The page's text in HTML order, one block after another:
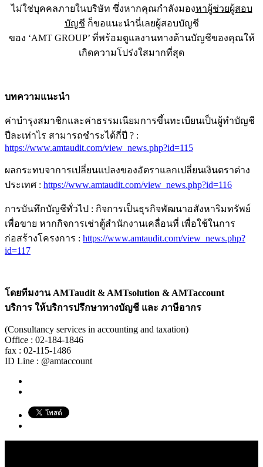
ไม่ใช่บุคคลภายในบริษัท ซึ่งหากคุณกำลังมองหาผู้ช่วยผู้สอบ
บัญชี ก็ขอแนะนำนี่เลยผู้สอบบัญชี
ของ ‘AMT GROUP’ ที่พร้อมดูแลงานทางด้านบัญชีของคุณให้
เกิดความโปร่งใสมากที่สุด
บทความแนะนำ
ค่าบำรุงสมาชิกและค่าธรรมเนียมการขึ้นทะเบียนเป็นผู้ทำบัญชี
ปีละเท่าไร สามารถชำระได้กี่ปี ? :
https://www.amtaudit.com/view_news.php?id=115
ผลกระทบจาการเปลี่ยนแปลงของอัตราแลกเปลี่ยนเงินตราต่าง
ประเทศ : https://www.amtaudit.com/view_news.php?id=116
การบันทึกบัญชีทั่วไป : กิจการเป็นธุรกิจพัฒนาอสังหาริมทรัพย์
เพื่อขาย หากกิจการเช่าตู้สำนักงานเคลื่อนที่ เพื่อใช้ในการ
ก่อสร้างโครงการ : https://www.amtaudit.com/view_news.php?
id=117
โดยทีมงานAMTaudit & AMTsolution & AMTaccount
บริการ ให้บริการปรึกษาทางบัญชี และ ภาษีอากร
(Consultancy services in accounting and taxation)
Office : 02-184-1846
fax : 02-115-1486
ID Line : @amtaccount